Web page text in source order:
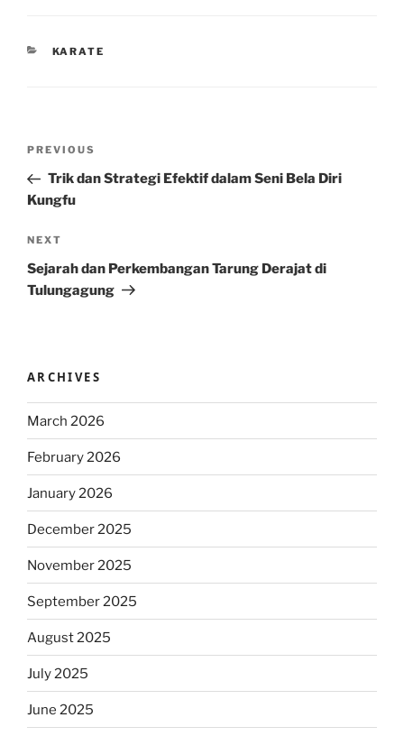
CATEGORIES
KARATE
Previous
Post
PREVIOUS
Trik dan Strategi Efektif dalam Seni Bela Diri
Kungfu
Next
Post
NEXT
Sejarah dan Perkembangan Tarung Derajat di
Tulungagung
ARCHIVES
March 2026
February 2026
January 2026
December 2025
November 2025
September 2025
August 2025
July 2025
June 2025